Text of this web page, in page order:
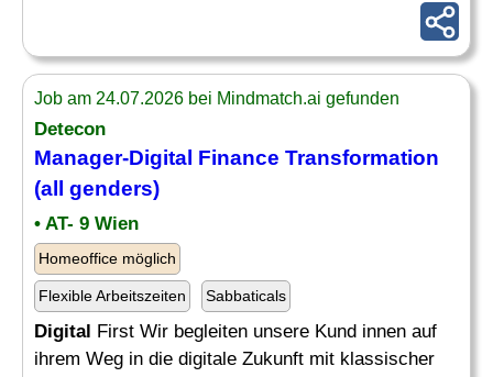
Job am 24.07.2026 bei Mindmatch.ai gefunden
Detecon
Manager-Digital Finance Transformation
(all genders)
• AT- 9 Wien
Homeoffice möglich
Flexible Arbeitszeiten Sabbaticals
Digital First Wir begleiten unsere Kund innen auf
ihrem Weg in die digitale Zukunft mit klassischer